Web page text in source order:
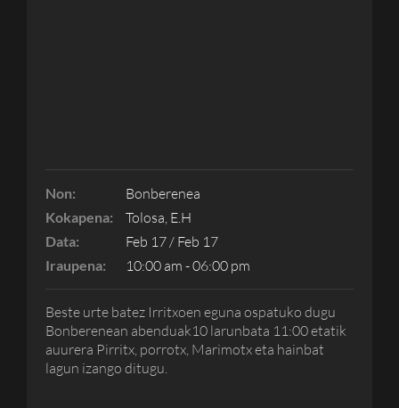
Non: Bonberenea
Kokapena: Tolosa, E.H
Data: Feb 17 / Feb 17
Iraupena: 10:00 am - 06:00 pm
Beste urte batez Irritxoen eguna ospatuko dugu
Bonberenean abenduak10 larunbata 11:00 etatik
auurera Pirritx, porrotx, Marimotx eta hainbat
lagun izango ditugu.